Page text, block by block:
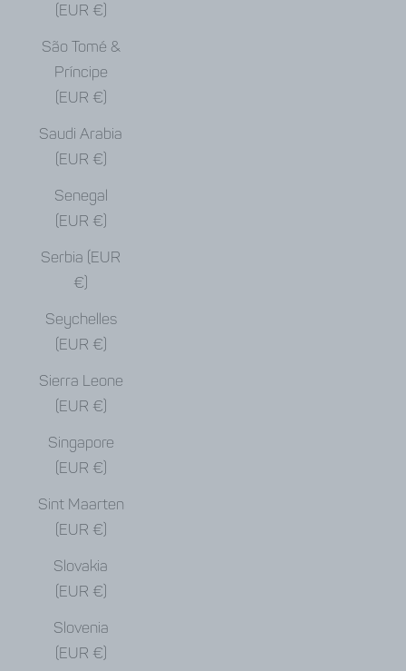
(EUR €)
São Tomé &
Príncipe
(EUR €)
Saudi Arabia
(EUR €)
Senegal
(EUR €)
Serbia (EUR
€)
Seychelles
(EUR €)
Sierra Leone
(EUR €)
Singapore
(EUR €)
Sint Maarten
(EUR €)
Slovakia
(EUR €)
Slovenia
(EUR €)